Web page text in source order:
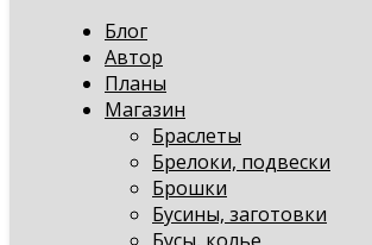
Блог
Автор
Планы
Магазин
Браслеты
Брелоки, подвески
Брошки
Бусины, заготовки